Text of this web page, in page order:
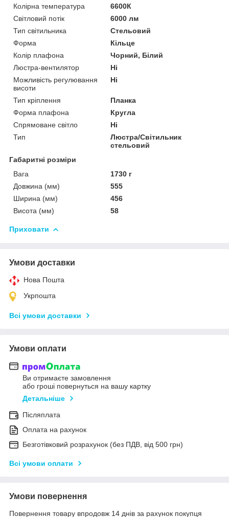
Колірна температура
6600К
Світловий потік
6000 лм
Тип світильника
Стельовий
Форма
Кільце
Колір плафона
Чорний, Білий
Люстра-вентилятор
Ні
Можливість регулювання
висоти
Ні
Тип кріплення
Планка
Форма плафона
Кругла
Спрямоване світло
Ні
Тип
Люстра/Світильник
стельовий
Габаритні розміри
Вага
1730 г
Довжина (мм)
555
Ширина (мм)
456
Висота (мм)
58
Приховати
Умови доставки
Нова Пошта
Укрпошта
Всі умови доставки
Умови оплати
Ви отримаєте замовлення
або гроші повернуться на вашу картку
Детальніше
Післяплата
Оплата на рахунок
Безготівковий розрахунок (без ПДВ, від 500 грн)
Всі умови оплати
Умови повернення
Повернення товару впродовж 14 днів за рахунок покупця